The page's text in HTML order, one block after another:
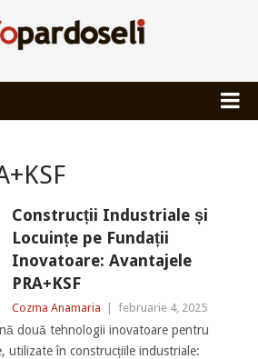
Construcții Industriale și
Locuințe pe Fundații
Inovatoare: Avantajele
PRA+KSF
Cozma Anamaria februarie 4, 2025
două tehnologii inovatoare pentru
utilizate în construcțiile industriale: